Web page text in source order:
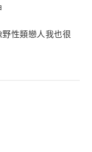
性類戀人我也很